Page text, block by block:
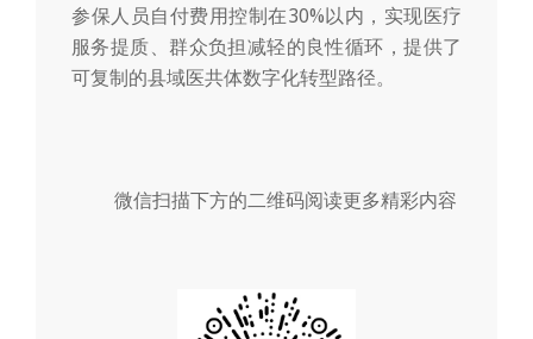
参保人员自付费用控制在30%以内，实现医疗
服务提质、群众负担减轻的良性循环，提供了
可复制的县域医共体数字化转型路径。
微信扫描下方的二维码阅读更多精彩内容